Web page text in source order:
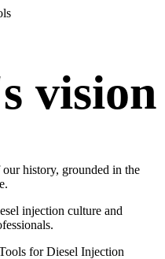
vision
history, grounded in the
injection culture and
for Diesel Injection